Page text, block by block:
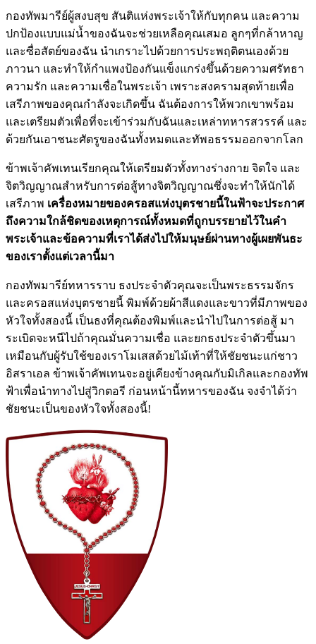
กองทัพมารีย์ผู้สงบสุข สันติแห่งพระเจ้าให้กับทุกคน และความ
ปกป้องแบบแม่น้ำของฉันจะช่วยเหลือคุณเสมอ ลูกๆที่กล้าหาญ
และซื่อสัตย์ของฉัน นำเกราะไปด้วยการประพฤติตนเองด้วย
ภาวนา และทำให้กำแพงป้องกันแข็งแกร่งขึ้นด้วยความศรัทธา
ความรัก และความเชื่อในพระเจ้า เพราะสงครามสุดท้ายเพื่อ
เสรีภาพของคุณกำลังจะเกิดขึ้น ฉันต้องการให้พวกเขาพร้อม
และเตรียมตัวเพื่อที่จะเข้าร่วมกับฉันและเหล่าทหารสวรรค์ และ
ด้วยกันเอาชนะศัตรูของฉันทั้งหมดและทัพอธรรมออกจากโลก
ข้าพเจ้าคัพเทนเรียกคุณให้เตรียมตัวทั้งทางร่างกาย จิตใจ และ
จิตวิญญาณสำหรับการต่อสู้ทางจิตวิญญาณซึ่งจะทำให้นักได้
เสรีภาพ เครื่องหมายของครอสแห่งบุตรชายนี้ในฟ้าจะประกาศ
ถึงความใกล้ชิดของเหตุการณ์ทั้งหมดที่ถูกบรรยายไว้ในคำ
พระเจ้าและข้อความที่เราได้ส่งไปให้มนุษย์ผ่านทางผู้เผยพันธะ
ของเราตั้งแต่เวลานี้มา
กองทัพมารีย์ทหารราบ ธงประจำตัวคุณจะเป็นพระธรรมจักร
และครอสแห่งบุตรชายนี้ พิมพ์ด้วยผ้าสีแดงและขาวที่มีภาพของ
หัวใจทั้งสองนี้ เป็นธงที่คุณต้องพิมพ์และนำไปในการต่อสู้ มา
ระเบิดจะหนีไปถ้าคุณมั่นความเชื่อ และยกธงประจำตัวขึ้นมา
เหมือนกับผู้รับใช้ของเราโมเสสด้วยไม้เท้าที่ให้ชัยชนะแก่ชาว
อิสราเอล ข้าพเจ้าคัพเทนจะอยู่เคียงข้างคุณกับมิเกิลและกองทัพ
ฟ้าเพื่อนำทางไปสู่วิกตอรี ก่อนหน้านี้ทหารของฉัน จงจำได้ว่า
ชัยชนะเป็นของหัวใจทั้งสองนี้!